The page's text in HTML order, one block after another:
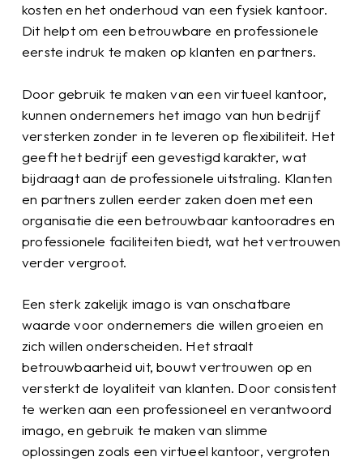
kosten en het onderhoud van een fysiek kantoor.
Dit helpt om een betrouwbare en professionele
eerste indruk te maken op klanten en partners.
Door gebruik te maken van een virtueel kantoor,
kunnen ondernemers het imago van hun bedrijf
versterken zonder in te leveren op flexibiliteit. Het
geeft het bedrijf een gevestigd karakter, wat
bijdraagt aan de professionele uitstraling. Klanten
en partners zullen eerder zaken doen met een
organisatie die een betrouwbaar kantooradres en
professionele faciliteiten biedt, wat het vertrouwen
verder vergroot.
Een sterk zakelijk imago is van onschatbare
waarde voor ondernemers die willen groeien en
zich willen onderscheiden. Het straalt
betrouwbaarheid uit, bouwt vertrouwen op en
versterkt de loyaliteit van klanten. Door consistent
te werken aan een professioneel en verantwoord
imago, en gebruik te maken van slimme
oplossingen zoals een virtueel kantoor, vergroten